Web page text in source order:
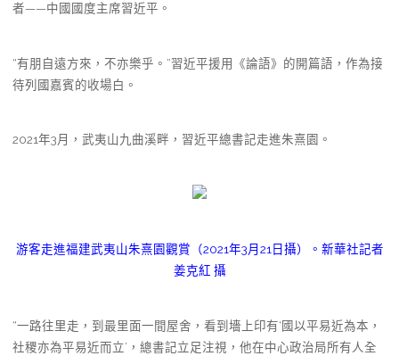
者——中國國度主席習近平。
“有朋自遠方來，不亦樂乎。”習近平援用《論語》的開篇語，作為接
待列國嘉賓的收場白。
2021年3月，武夷山九曲溪畔，習近平總書記走進朱熹園。
游客走進福建武夷山朱熹園觀賞（2021年3月21日攝）。新華社記者
姜克紅 攝
“一路往里走，到最里面一間屋舍，看到墻上印有‘國以平易近為本，
社稷亦為平易近而立’，總書記立足注視，他在中心政治局所有人全